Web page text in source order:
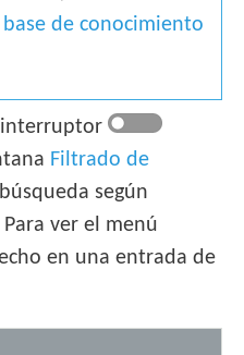
de conocimiento
interruptor
Filtrado de
según
ver el menú
en una entrada de